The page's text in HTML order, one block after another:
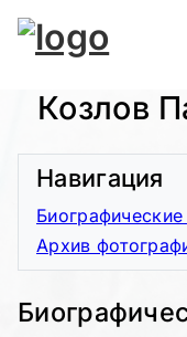
Козлов
Навигация
Архив